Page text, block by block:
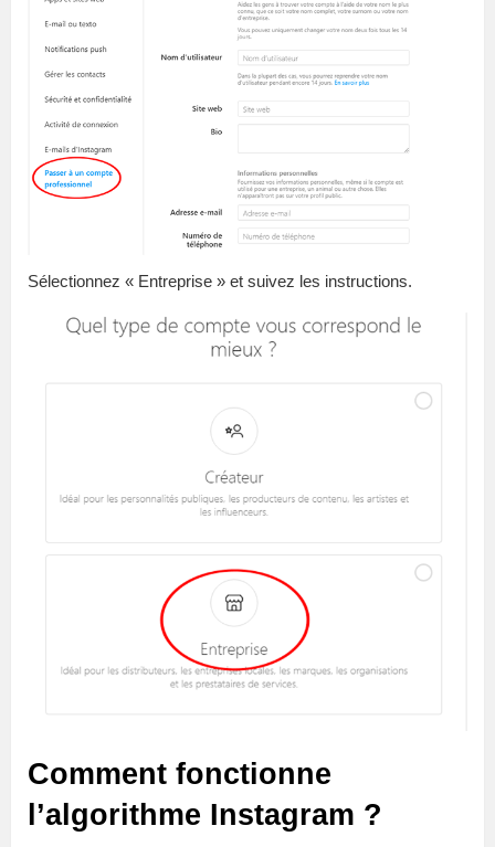
Sélectionnez « Entreprise » et suivez les instructions.
Comment fonctionne
l’algorithme Instagram ?